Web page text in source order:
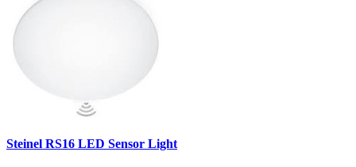
Steinel RS16 LED Sensor Light